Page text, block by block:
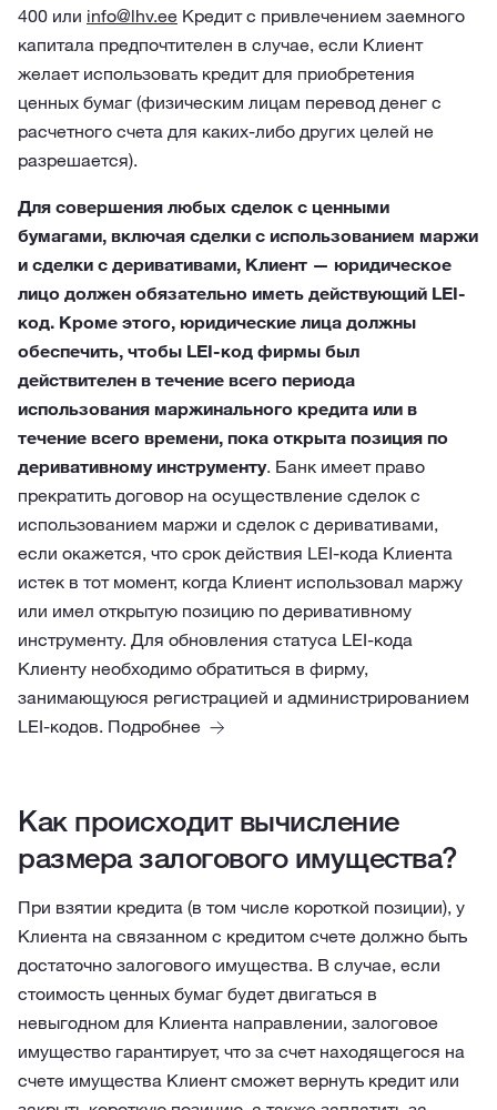
400 или info@lhv.ee Кредит с привлечением заемного
капитала предпочтителен в случае, если Клиент
желает использовать кредит для приобретения
ценных бумаг (физическим лицам перевод денег с
расчетного счета для каких-либо других целей не
разрешается).
Для совершения любых сделок с ценными
бумагами, включая сделки с использованием маржи
и сделки с деривативами, Клиент — юридическое
лицо должен обязательно иметь действующий LEI-
код. Кроме этого, юридические лица должны
обеспечить, чтобы LEI-код фирмы был
действителен в течение всего периода
использования маржинального кредита или в
течение всего времени, пока открыта позиция по
деривативному инструменту. Банк имеет право
прекратить договор на осуществление сделок с
использованием маржи и сделок с деривативами,
если окажется, что срок действия LEI-кода Клиента
истек в тот момент, когда Клиент использовал маржу
или имел открытую позицию по деривативному
инструменту. Для обновления статуса LEI-кода
Клиенту необходимо обратиться в фирму,
занимающуюся регистрацией и администрированием
LEI-кодов. Подробнее
Как происходит вычисление
размера залогового имущества?
При взятии кредита (в том числе короткой позиции), у
Клиента на связанном с кредитом счете должно быть
достаточно залогового имущества. В случае, если
стоимость ценных бумаг будет двигаться в
невыгодном для Клиента направлении, залоговое
имущество гарантирует, что за счет находящегося на
счете имущества Клиент сможет вернуть кредит или